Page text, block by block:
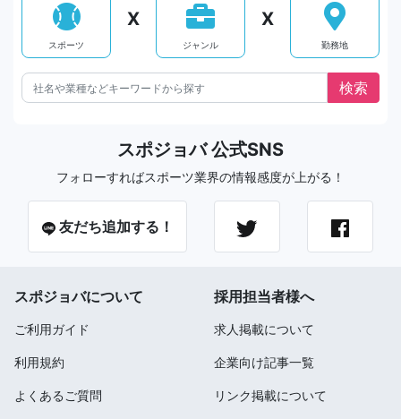
スポーツ
X
ジャンル
X
勤務地
スポジョバ 公式SNS
フォローすればスポーツ業界の情報感度が上がる！
友だち追加する！
スポジョバについて
ご利用ガイド
利用規約
よくあるご質問
採用担当者様へ
求人掲載について
企業向け記事一覧
リンク掲載について